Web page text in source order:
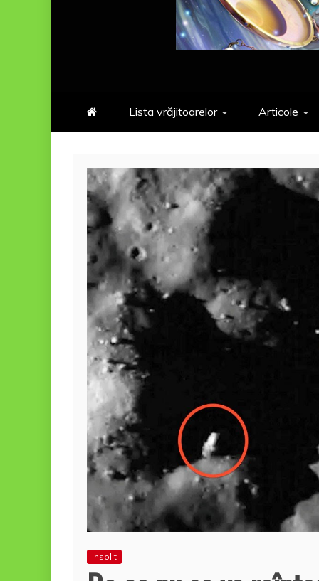
Lista vrăjitoarelor Articole
Insolit